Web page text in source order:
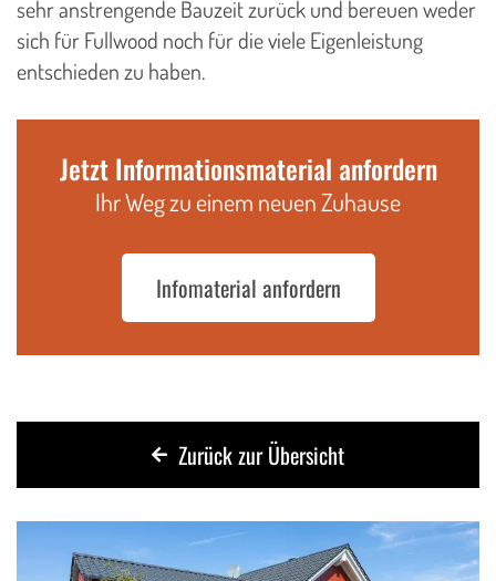
sehr anstrengende Bauzeit zurück und bereuen weder
sich für Fullwood noch für die viele Eigenleistung
entschieden zu haben.
Jetzt Informationsmaterial anfordern
Ihr Weg zu einem neuen Zuhause
Infomaterial anfordern
Zurück zur Übersicht